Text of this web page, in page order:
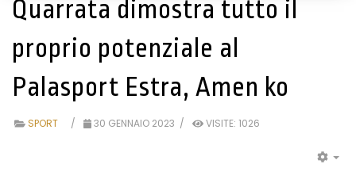
Quarrata dimostra tutto il
proprio potenziale al
Palasport Estra, Amen ko
SPORT 30 GENNAIO 2023 VISITE: 1026